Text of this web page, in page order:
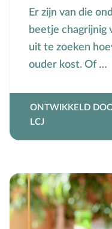
Groepsdruk
Grootouders
Hemelvaartsdag
Hervormingsdag
Internet
Kerkactiviteiten
Kerstverhalen
Kleuter
Er zijn van die
beetje chagrijnig
uit te zoeken
ouder kost. Of …
ONTWIKKELD
LCJ